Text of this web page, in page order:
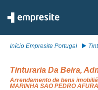
Início Empresite Portugal
Tinturaria Da Beira,
Arrendamento de bens
MARINHA SAO PEDRO